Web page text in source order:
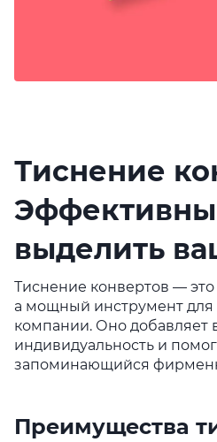
Тиснение
выделить
Тиснение конвертов —
а мощный инструмент
компании. Оно добавляет
индивидуальность и
запоминающийся
Преимущества